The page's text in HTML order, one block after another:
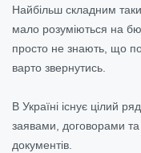
Найбільш складним
мало розуміються на
просто не знають, що
варто звернутись.
В Україні існує цілий
заявами, договорами
документів.